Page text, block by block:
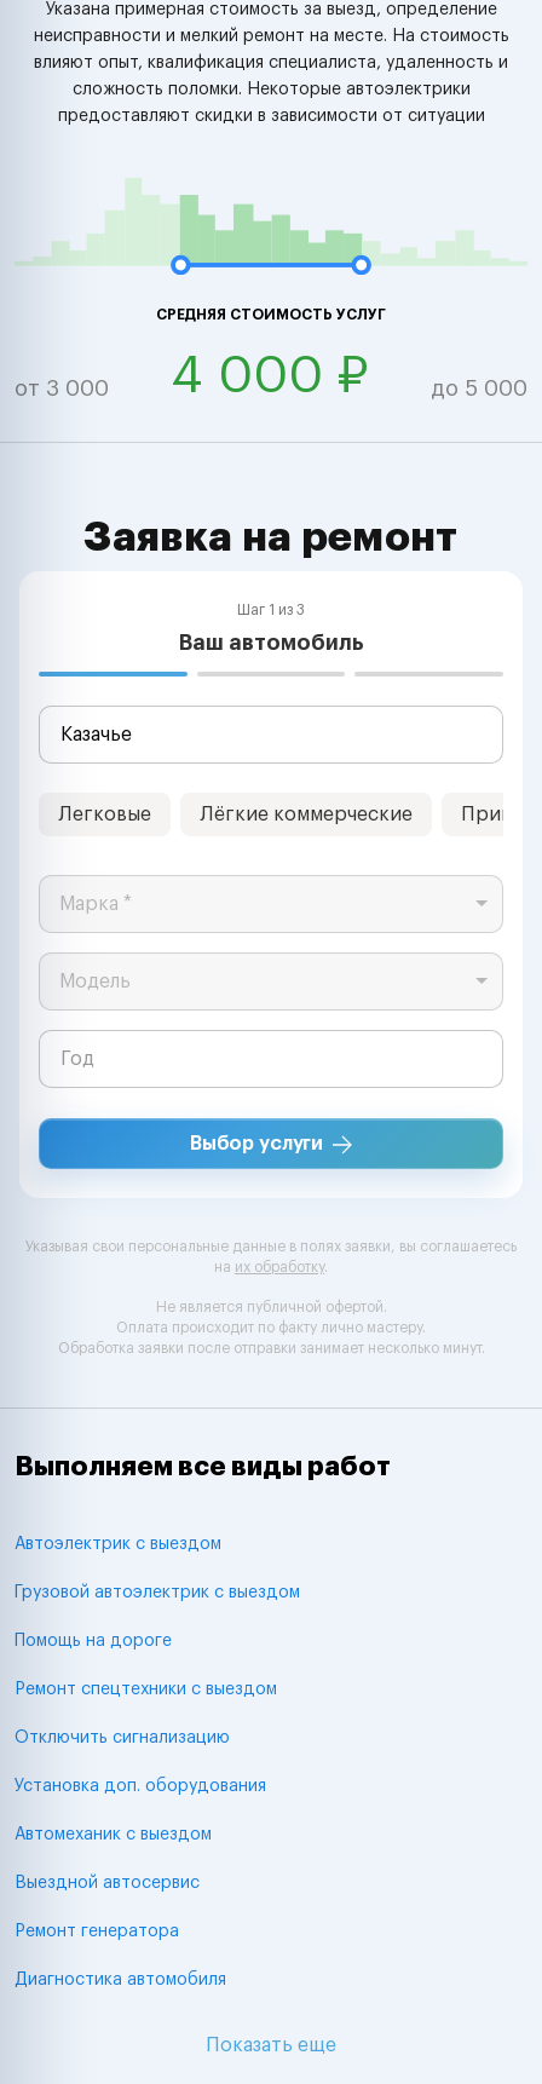
Указана примерная стоимость за выезд, определение
неисправности и мелкий ремонт на месте. На стоимость
влияют опыт, квалификация специалиста, удаленность и
сложность поломки. Некоторые автоэлектрики
предоставляют скидки в зависимости от ситуации
СРЕДНЯЯ СТОИМОСТЬ УСЛУГ
от 3 000 4 000 ₽ до 5 000
Заявка на ремонт
Шаг 1 из 3
Ваш автомобиль
Легковые Лёгкие коммерческие
Марка *
Модель
Выбор услуги
Указывая свои персональные данные в полях заявки, вы соглашаетесь
на их обработку.
Не является публичной офертой.
Оплата происходит по факту лично мастеру.
Обработка заявки после отправки занимает несколько минут.
Выполняем все виды работ
Автоэлектрик с выездом
Грузовой автоэлектрик с выездом
Помощь на дороге
Ремонт спецтехники с выездом
Отключить сигнализацию
Установка доп. оборудования
Автомеханик с выездом
Выездной автосервис
Ремонт генератора
Диагностика автомобиля
Показать еще